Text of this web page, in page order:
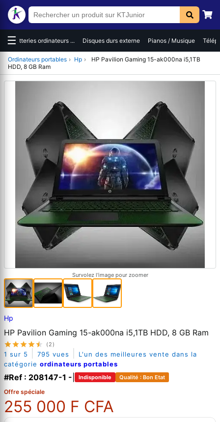
☰Batteries ordinateurs ... Disques durs externe Pianos / Musique
Ordinateurs portables › Hp ›
HP Pavilion Gaming 15-ak000na i5,1TB
HDD, 8 GB Ram
Survolez l'image pour zoomer
Hp
HP Pavilion Gaming 15-ak000na i5,1TB HDD, 8 GB Ram
(2)
1 sur 5 795 vues
L'un des meilleures vente dans la
catégorie ordinateurs portables
#Ref : 208147-1 - Indisponible Qualité : Bon Etat
Offre spéciale
255 000 F CFA